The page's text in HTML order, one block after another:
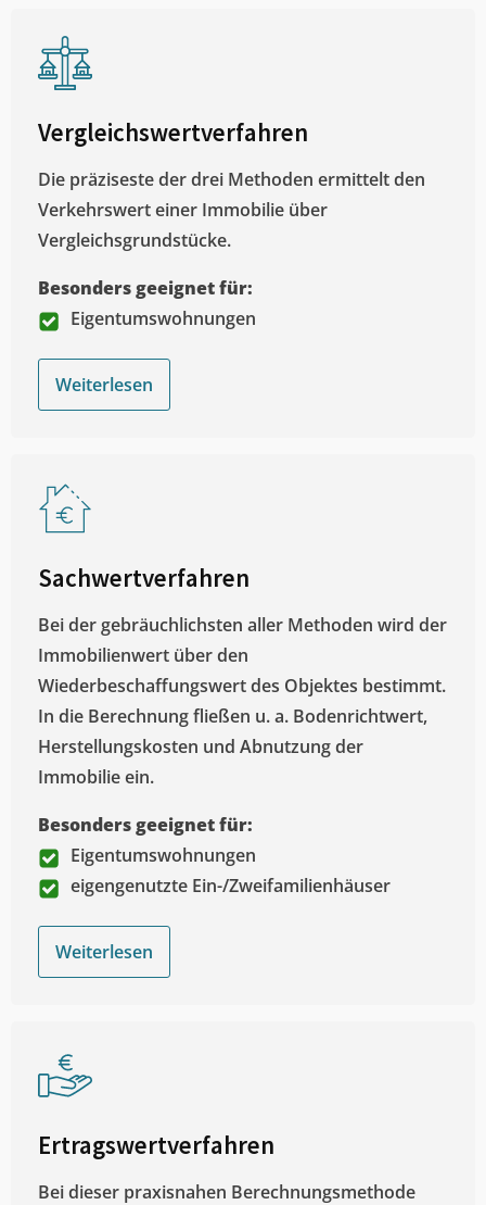
Vergleichswertverfahren
Die präziseste der drei Methoden ermittelt den
Verkehrswert einer Immobilie über
Vergleichsgrundstücke.
Besonders geeignet für:
Eigentumswohnungen
Weiterlesen
Sachwertverfahren
Bei der gebräuchlichsten aller Methoden wird der
Immobilienwert über den
Wiederbeschaffungswert des Objektes bestimmt.
In die Berechnung fließen u. a. Bodenrichtwert,
Herstellungskosten und Abnutzung der
Immobilie ein.
Besonders geeignet für:
Eigentumswohnungen
eigengenutzte Ein-/Zweifamilienhäuser
Weiterlesen
Ertragswertverfahren
Bei dieser praxisnahen Berechnungsmethode